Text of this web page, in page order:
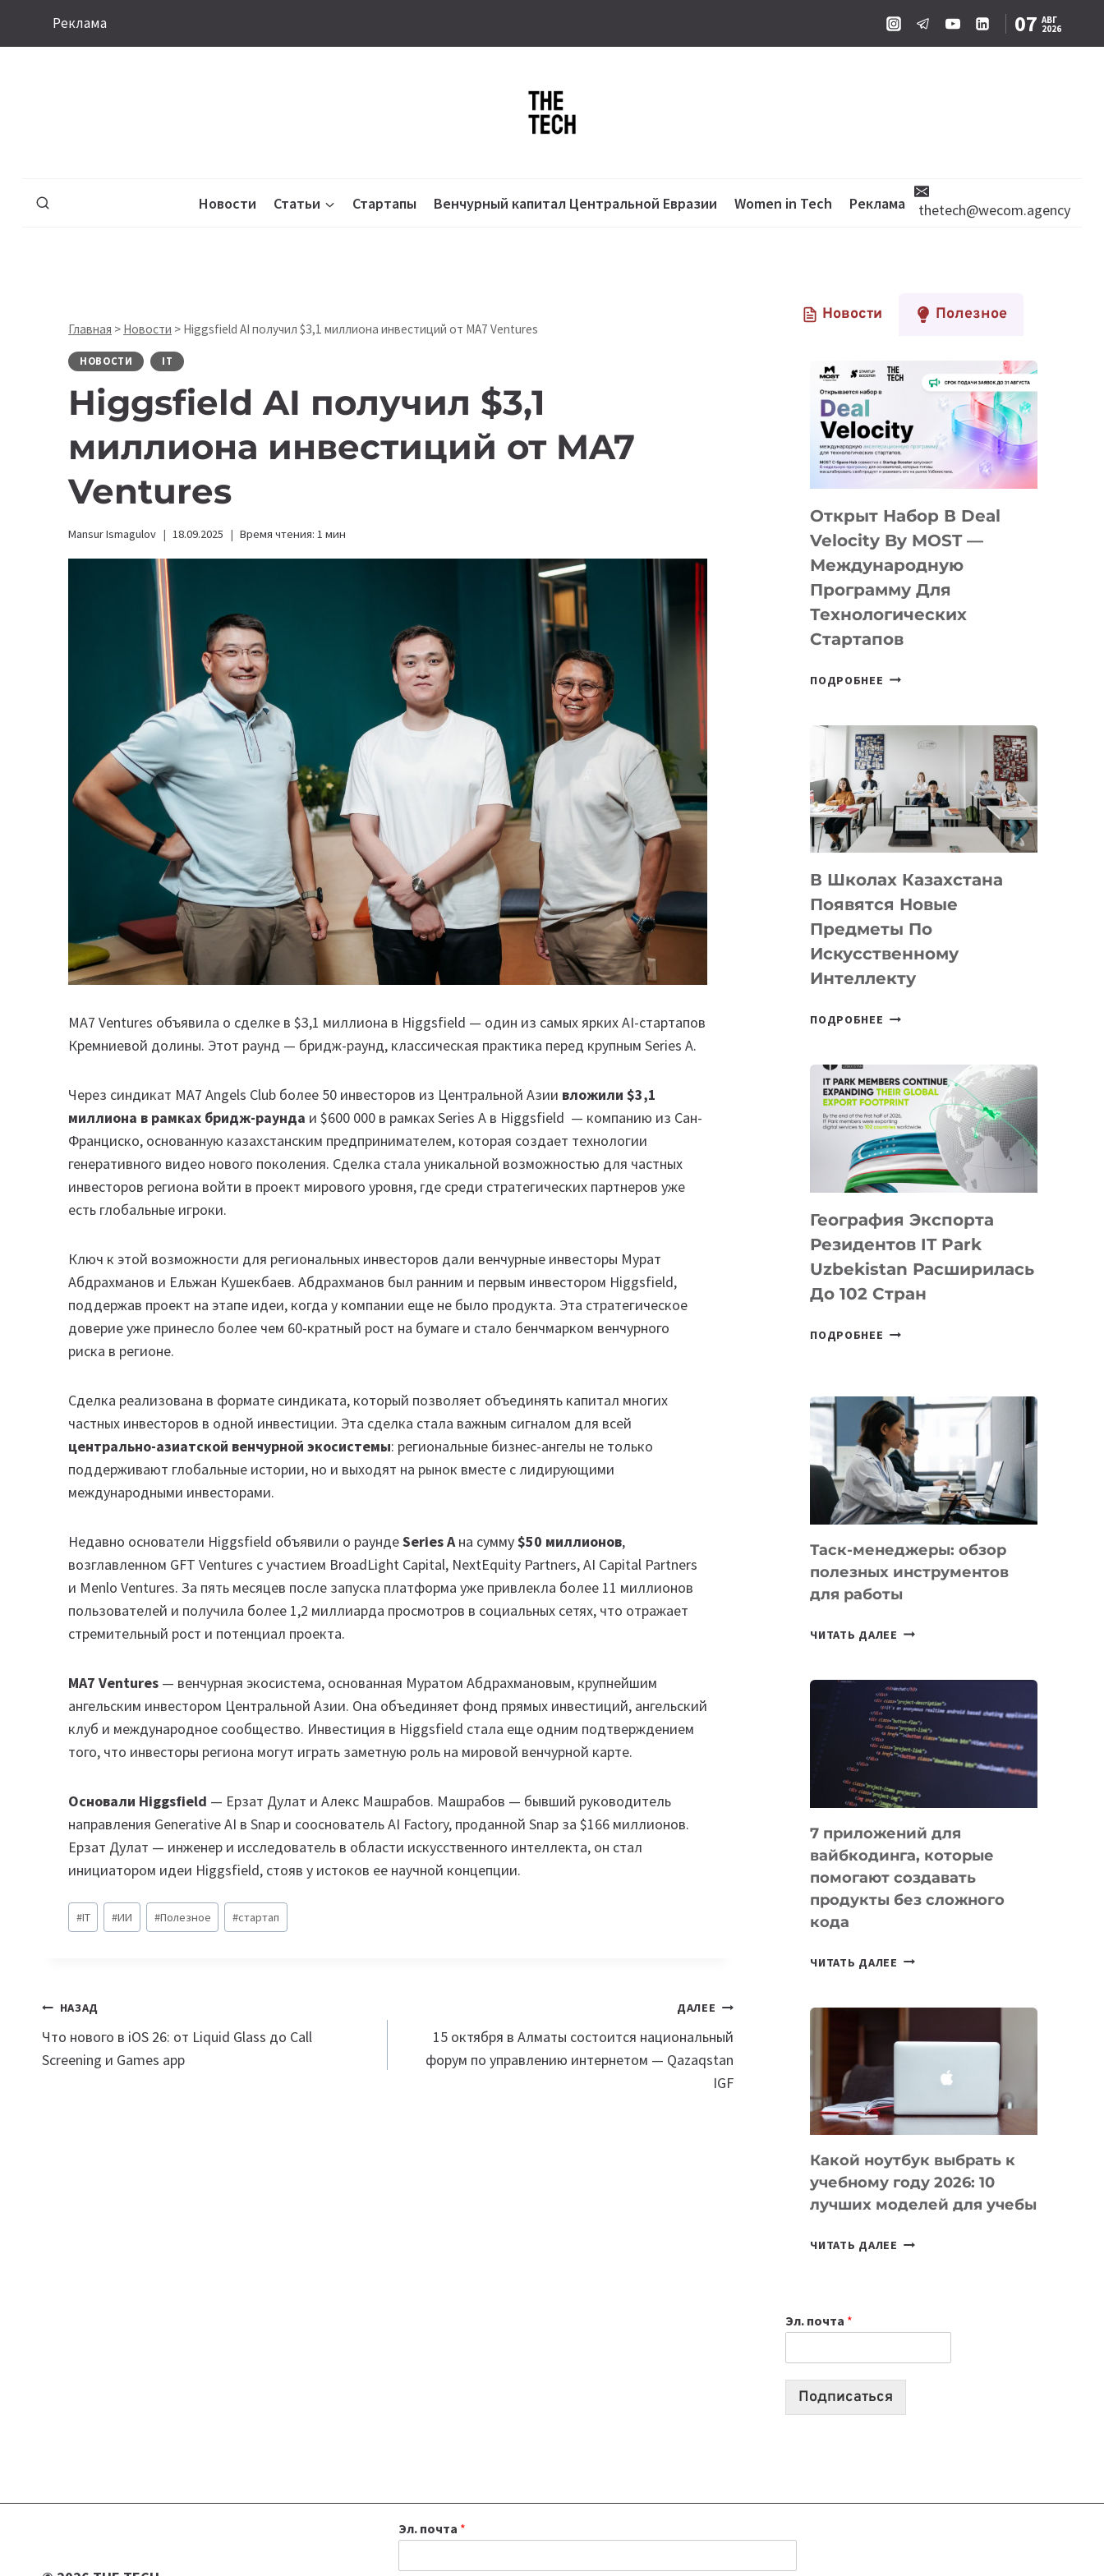
Реклама 07 АВГ
2026
Новости Статьи Стартапы Венчурный капитал Центральной Евразии Women in Tech Реклама thetech@wecom.agency
Главная > Новости > Higgsfield AI получил $3,1 миллиона инвестиций от MA7 Ventures
НОВОСТИ IT
Higgsfield AI получил $3,1
миллиона инвестиций от MA7
Ventures
Mansur Ismagulov 18.09.2025 Время чтения: 1 мин
MA7 Ventures объявила о сделке в $3,1 миллиона в Higgsfield — один из самых ярких AI-стартапов
Кремниевой долины. Этот раунд — бридж-раунд, классическая практика перед крупным Series A.
Через синдикат MA7 Angels Club более 50 инвесторов из Центральной Азии вложили $3,1
миллиона в рамках бридж-раунда и $600 000 в рамках Series A в Higgsfield — компанию из Сан-
Франциско, основанную казахстанским предпринимателем, которая создает технологии
генеративного видео нового поколения. Сделка стала уникальной возможностью для частных
инвесторов региона войти в проект мирового уровня, где среди стратегических партнеров уже
есть глобальные игроки.
Ключ к этой возможности для региональных инвесторов дали венчурные инвесторы Мурат
Абдрахманов и Ельжан Кушекбаев. Абдрахманов был ранним и первым инвестором Higgsfield,
поддержав проект на этапе идеи, когда у компании еще не было продукта. Эта стратегическое
доверие уже принесло более чем 60-кратный рост на бумаге и стало бенчмарком венчурного
риска в регионе.
Сделка реализована в формате синдиката, который позволяет объединять капитал многих
частных инвесторов в одной инвестиции. Эта сделка стала важным сигналом для всей
центрально-азиатской венчурной экосистемы: региональные бизнес-ангелы не только
поддерживают глобальные истории, но и выходят на рынок вместе с лидирующими
международными инвесторами.
Недавно основатели Higgsfield объявили о раундеSeries A на сумму$50 миллионов,
возглавленном GFT Ventures с участием BroadLight Capital, NextEquity Partners, AI Capital Partners
и Menlo Ventures. За пять месяцев после запуска платформа уже привлекла более 11 миллионов
пользователей и получила более 1,2 миллиарда просмотров в социальных сетях, что отражает
стремительный рост и потенциал проекта.
MA7 Ventures — венчурная экосистема, основанная Муратом Абдрахмановым, крупнейшим
ангельским инвестором Центральной Азии. Она объединяет фонд прямых инвестиций, ангельский
клуб и международное сообщество. Инвестиция в Higgsfield стала еще одним подтверждением
того, что инвесторы региона могут играть заметную роль на мировой венчурной карте.
Основали Higgsfield — Ерзат Дулат и Алекс Машрабов. Машрабов — бывший руководитель
направления Generative AI в Snap и сооснователь AI Factory, проданной Snap за $166 миллионов.
Ерзат Дулат — инженер и исследователь в области искусственного интеллекта, он стал
инициатором идеи Higgsfield, стояв у истоков ее научной концепции.
Метки
записи:
#IT #ИИ #Полезное #стартап
Навигация
по
НАЗАД
Что нового в iOS 26: от Liquid Glass до Call
Screening и Games app
ДАЛЕЕ
15 октября в Алматы состоится национальный
форум по управлению интернетом — Qazaqstan
IGF
Новости Полезное
Открыт Набор В Deal
Velocity By MOST —
Международную
Программу Для
Технологических
Стартапов
ПОДРОБНЕЕ ОТКРЫТ
DEAL
VELOCITY
MOST
—
МЕЖДУНАРОДНУЮ
ДЛЯ
ТЕХНОЛОГИЧЕСКИХ
СТАРТАПОВ
В Школах Казахстана
Появятся Новые
Предметы По
Искусственному
Интеллекту
ПОДРОБНЕЕ
ПОЯВЯТСЯ
НОВЫЕ
ПРЕДМЕТЫ
ПО
ИСКУССТВЕННОМУ
ИНТЕЛЛЕКТУ
География Экспорта
Резидентов IT Park
Uzbekistan Расширилась
До 102 Стран
ПОДРОБНЕЕ ГЕОГРАФИЯ
PARK
UZBEKISTAN
РАСШИРИЛАСЬ
ДО
102
СТРАН
Таск-менеджеры: обзор
полезных инструментов
для работы
ЧИТАТЬ ДАЛЕЕ ТАСК-
ПОЛЕЗНЫХ
ИНСТРУМЕНТОВ
ДЛЯ
РАБОТЫ
7 приложений для
вайбкодинга, которые
помогают создавать
продукты без сложного
кода
ЧИТАТЬ ДАЛЕЕ
КОТОРЫЕ
СОЗДАВАТЬ
БЕЗ
КОДА
Какой ноутбук выбрать к
учебному году 2026: 10
лучших моделей для учебы
ЧИТАТЬ ДАЛЕЕ КАКОЙ
2026:
10
Эл. почта *
Подписаться
Эл. почта *